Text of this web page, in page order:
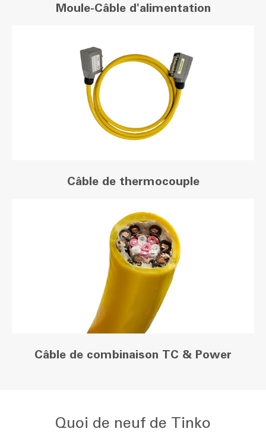
Moule-Câble d'alimentation
Câble de thermocouple
Câble de combinaison TC & Power
Quoi de neuf de Tinko